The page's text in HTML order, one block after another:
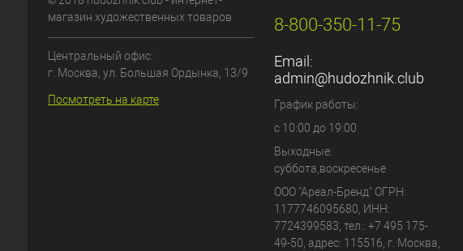
магазин художественных товаров
Центральный офис:
г. Москва, ул. Большая Ордынка, 13/9
Посмотреть на карте
8-800-350-11-75
Email:
admin@hudozhnik.club
График работы:
с 10:00 до 19:00
Выходные:
суббота,воскресенье
ООО "Ареал-Бренд" ОГРН:
1177746095680, ИНН:
7724399583, тел.: +7 495 175-
49-50, адрес: 115516, г. Москва,